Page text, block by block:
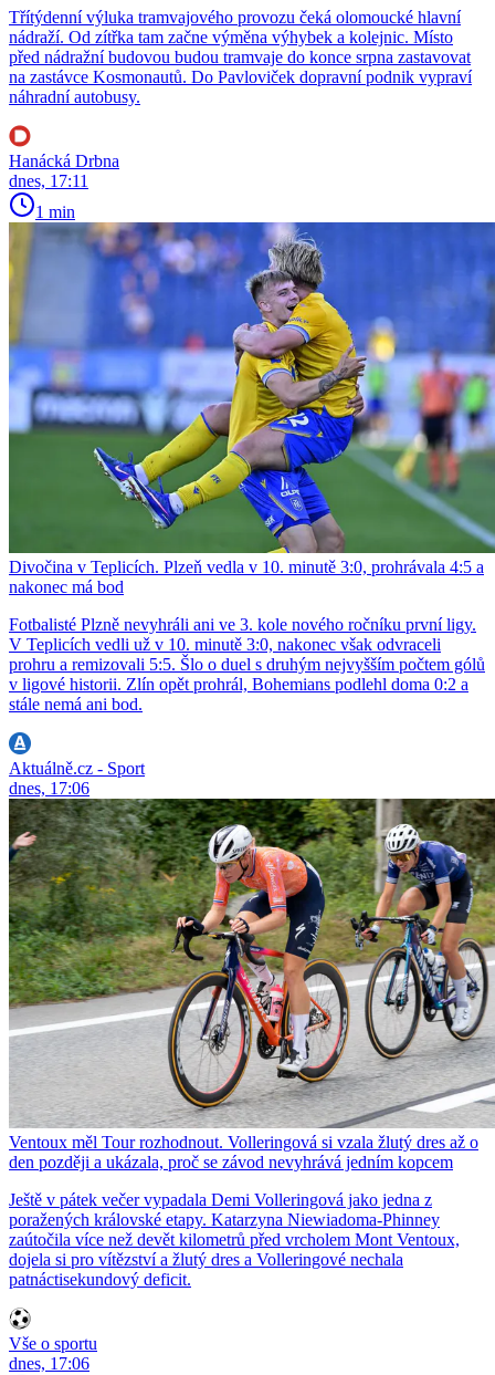
Třítýdenní výluka tramvajového provozu čeká olomoucké hlavní
nádraží. Od zítřka tam začne výměna výhybek a kolejnic. Místo
před nádražní budovou budou tramvaje do konce srpna zastavovat
na zastávce Kosmonautů. Do Pavloviček dopravní podnik vypraví
náhradní autobusy.
Hanácká Drbna
dnes, 17:11
1 min
Divočina v Teplicích. Plzeň vedla v 10. minutě 3:0, prohrávala 4:5 a
nakonec má bod
Fotbalisté Plzně nevyhráli ani ve 3. kole nového ročníku první ligy.
V Teplicích vedli už v 10. minutě 3:0, nakonec však odvraceli
prohru a remizovali 5:5. Šlo o duel s druhým nejvyšším počtem gólů
v ligové historii. Zlín opět prohrál, Bohemians podlehl doma 0:2 a
stále nemá ani bod.
Aktuálně.cz - Sport
dnes, 17:06
Ventoux měl Tour rozhodnout. Volleringová si vzala žlutý dres až o
den později a ukázala, proč se závod nevyhrává jedním kopcem
Ještě v pátek večer vypadala Demi Volleringová jako jedna z
poražených královské etapy. Katarzyna Niewiadoma-Phinney
zaútočila více než devět kilometrů před vrcholem Mont Ventoux,
dojela si pro vítězství a žlutý dres a Volleringové nechala
patnáctisekundový deficit.
Vše o sportu
dnes, 17:06